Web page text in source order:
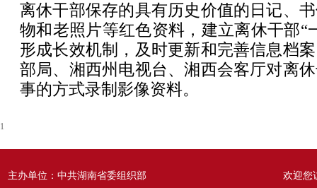
离休干部保存的具有历史价值的日记、
物和老照片等红色资料，建立离休干部“
形成长效机制，及时更新和完善信息档
部局、湘西州电视台、湘西会客厅对离
事的方式录制影像资料。
1
主办单位：中共湖南省委组织部
欢迎您